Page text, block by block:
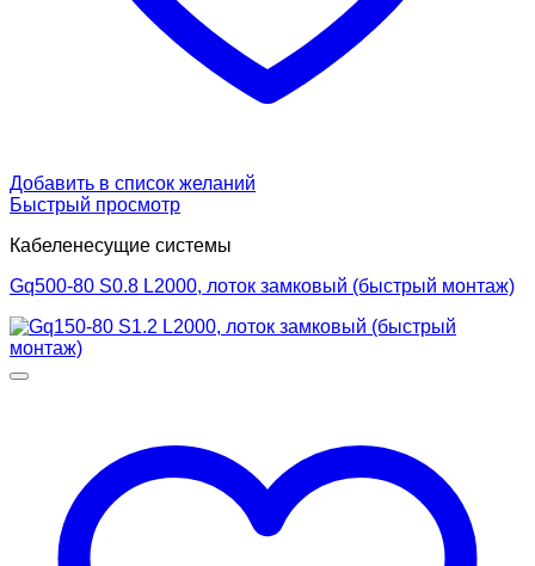
Добавить в список желаний
Быстрый просмотр
Кабеленесущие системы
Gq500-80 S0.8 L2000, лоток замковый (быстрый монтаж)